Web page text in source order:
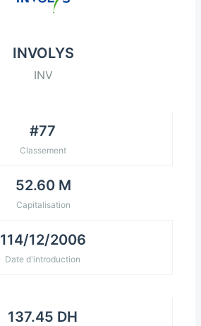
INVOLYS
INV
#77
Classement
52.60 M
Capitalisation
114/12/2006
Date d'introduction
137.45 DH